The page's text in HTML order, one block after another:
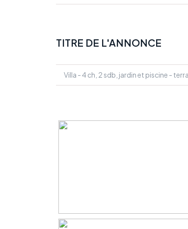
TITRE DE L'ANNONCE
Villa - 4 ch, 2 sdb, jardin et piscine -